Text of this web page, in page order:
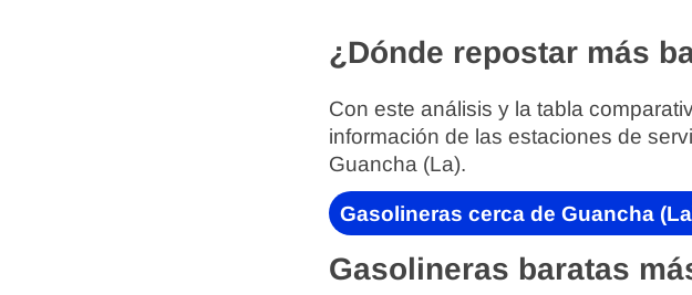
¿Dónde repostar más
Con este análisis y la tabla
información de las estaciones de
Guancha (La).
Gasolineras cerca de Guancha
Gasolineras baratas